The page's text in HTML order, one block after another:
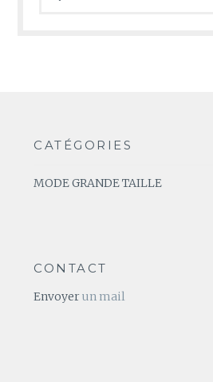
CATÉGORIES
MODE GRANDE TAILLE
CONTACT
Envoyerun mail